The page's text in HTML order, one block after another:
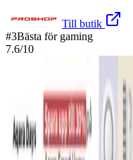
Till butik
#3Bästa för gaming
7.6/10